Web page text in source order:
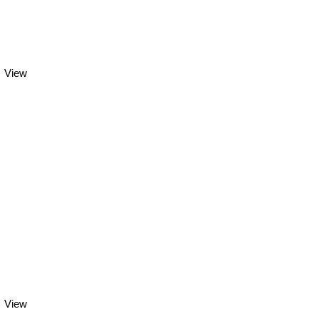
View
View